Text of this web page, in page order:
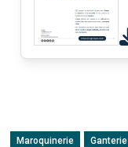
Maroquinerie Ganterie